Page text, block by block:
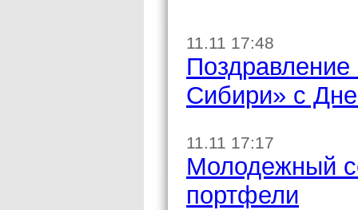
11.11 17:48
Сибири» с
11.11 17:17
Молодежный
портфели